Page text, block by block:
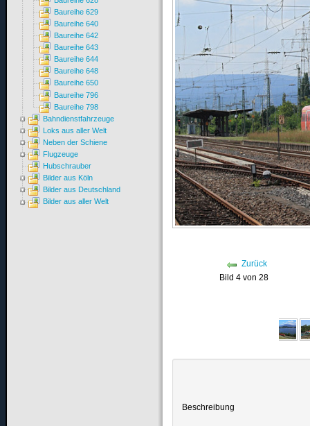
Zurück
Bild 4 von 28
Beschreibung
Baureihe 629
Baureihe 640
Baureihe 642
Baureihe 643
Baureihe 644
Baureihe 648
Baureihe 650
Baureihe 796
Baureihe 798
Bahndienstfahrzeuge
Loks aus aller Welt
Neben der Schiene
Flugzeuge
Hubschrauber
Bilder aus Köln
Bilder aus Deutschland
Bilder aus aller Welt